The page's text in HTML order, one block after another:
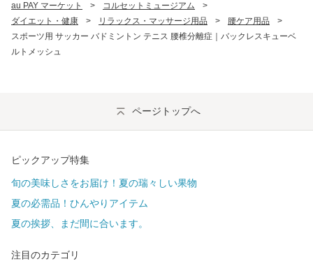
au PAY マーケット > コルセットミュージアム
>
ダイエット・健康
> リラックス・マッサージ用品 > 腰ケア用品
>
スポーツ用 サッカー バドミントン テニス 腰椎分離症｜バックレスキューベ
ルトメッシュ
ページトップへ
ピックアップ特集
旬の美味しさをお届け！夏の瑞々しい果物
夏の必需品！ひんやりアイテム
夏の挨拶、まだ間に合います。
注目のカテゴリ